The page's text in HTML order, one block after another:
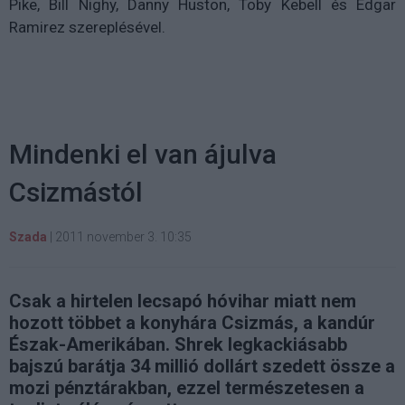
Pike, Bill Nighy, Danny Huston, Toby Kebell és Edgar
Ramirez szereplésével.
Mindenki el van ájulva
Csizmástól
Szada 2011 november 3. 10:35
Csak a hirtelen lecsapó hóvihar miatt nem
hozott többet a konyhára Csizmás, a kandúr
Észak-Amerikában. Shrek legkackiásabb
bajszú barátja 34 millió dollárt szedett össze a
mozi pénztárakban, ezzel természetesen a